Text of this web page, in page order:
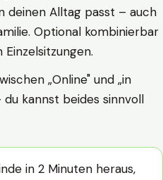
deinen Alltag passt – auch
Optional kombinierbar
„Online" und „in
kannst beides sinnvoll
in 2 Minuten heraus,